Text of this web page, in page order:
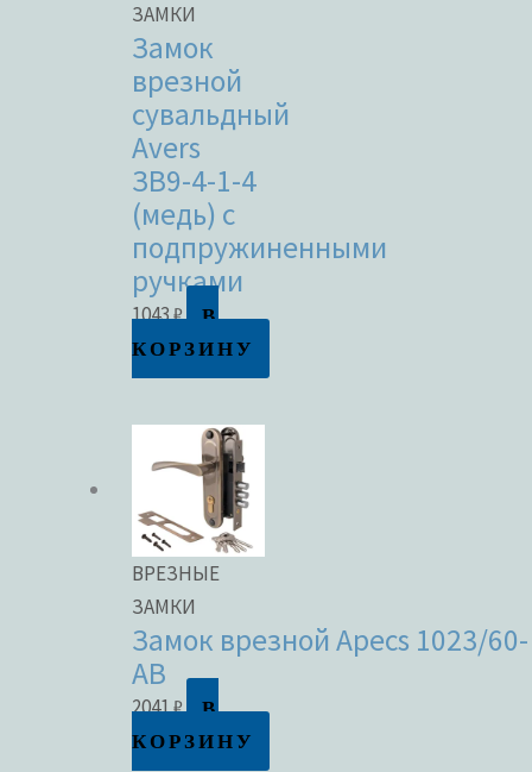
ЗАМКИ
Замок
врезной
сувальдный
Avers
ЗВ9-4-1-4
(медь) с
подпружиненными
ручками
1043₽
В
КОРЗИНУ
ВРЕЗНЫЕ
ЗАМКИ
Замок врезной Apecs 1023/60-
AB
2041₽
В
КОРЗИНУ